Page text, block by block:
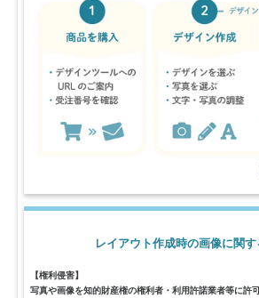
レイアウト作成時の画像に関
【権利侵害】
写真や画像を知的財産権の権利者・利用許諾業者等に許